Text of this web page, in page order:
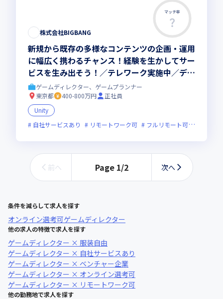
マッチ率
株式会社BIGBANG
新規から既存の多様なコンテンツの企画・運用
に幅広く携わるチャンス！経験を生かしてサー
ビスを生み出そう！／テレワーク実施中／ディ
レクター募集
ゲームディレクター、ゲームプランナー
東京都
400-800万円
正社員
Unity
自社サービスあり
リモートワーク可 フルリモート可
前へ Page 1/2 次へ
条件を減らして求人を探す
オンライン選考可ゲームディレクター
他の求人の特徴で求人を探す
ゲームディレクター × 服装自由
ゲームディレクター × 自社サービスあり
ゲームディレクター × ベンチャー企業
ゲームディレクター × オンライン選考可
ゲームディレクター × リモートワーク可
他の勤務地で求人を探す